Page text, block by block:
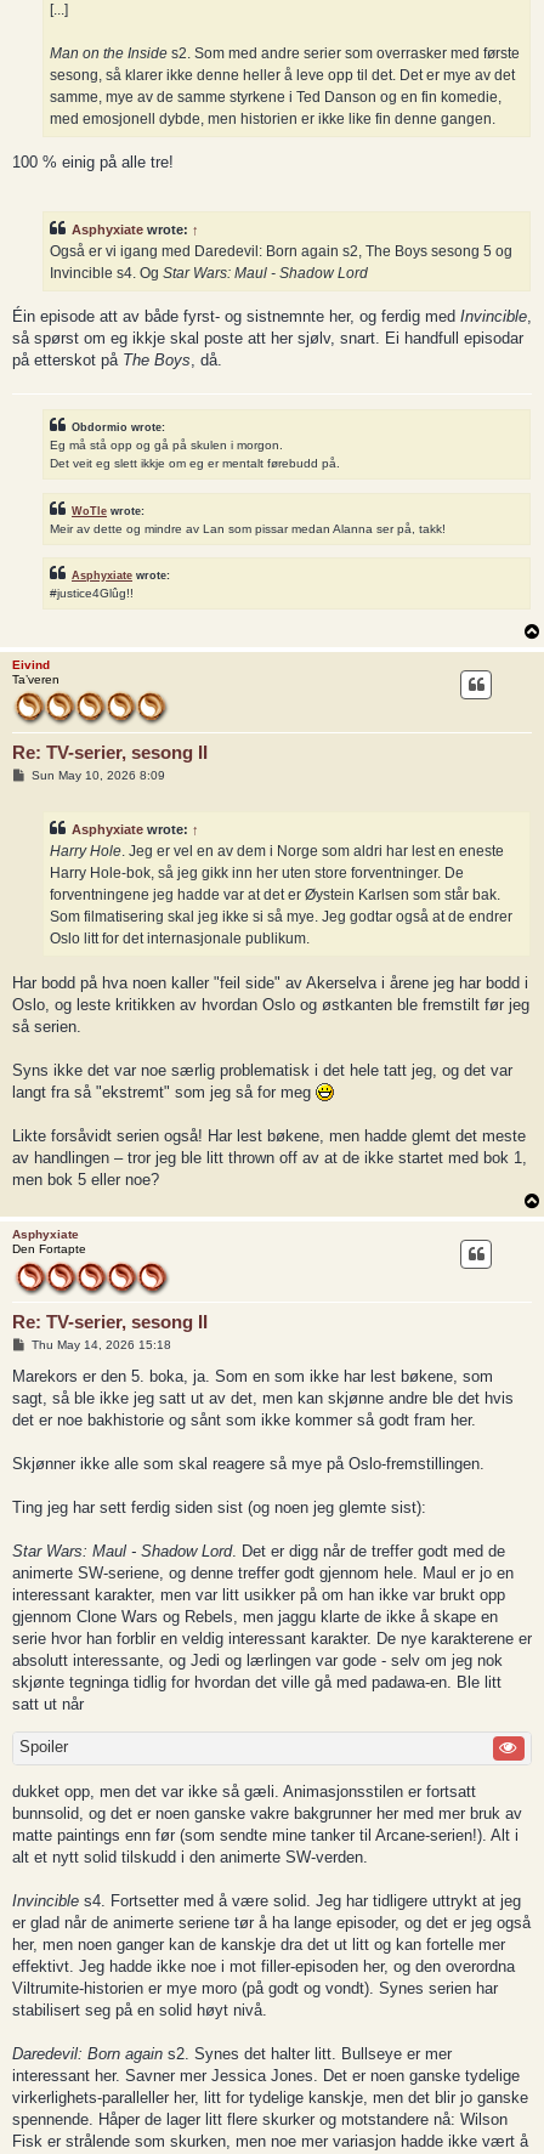
[...]
Man on the Inside s2. Som med andre serier som overrasker med første
sesong, så klarer ikke denne heller å leve opp til det. Det er mye av det
samme, mye av de samme styrkene i Ted Danson og en fin komedie,
med emosjonell dybde, men historien er ikke like fin denne gangen.
100 % einig på alle tre!
Asphyxiate wrote: ↑
Også er vi igang med Daredevil: Born again s2, The Boys sesong 5 og
Invincible s4. Og Star Wars: Maul - Shadow Lord
Éin episode att av både fyrst- og sistnemnte her, og ferdig med Invincible,
så spørst om eg ikkje skal poste att her sjølv, snart. Ei handfull episodar
på etterskot på The Boys, då.
Obdormio wrote:
Eg må stå opp og gå på skulen i morgon.
Det veit eg slett ikkje om eg er mentalt førebudd på.
WoTle wrote:
Meir av dette og mindre av Lan som pissar medan Alanna ser på, takk!
Asphyxiate wrote:
#justice4Glûg!!
Eivind
Ta’veren
Re: TV-serier, sesong II
PSun May 10, 2026 8:09
Asphyxiate wrote: ↑
Harry Hole. Jeg er vel en av dem i Norge som aldri har lest en eneste
Harry Hole-bok, så jeg gikk inn her uten store forventninger. De
forventningene jeg hadde var at det er Øystein Karlsen som står bak.
Som filmatisering skal jeg ikke si så mye. Jeg godtar også at de endrer
Oslo litt for det internasjonale publikum.
Har bodd på hva noen kaller "feil side" av Akerselva i årene jeg har bodd i
Oslo, og leste kritikken av hvordan Oslo og østkanten ble fremstilt før jeg
så serien.
Syns ikke det var noe særlig problematisk i det hele tatt jeg, og det var
langt fra så "ekstremt" som jeg så for meg
Likte forsåvidt serien også! Har lest bøkene, men hadde glemt det meste
av handlingen – tror jeg ble litt thrown off av at de ikke startet med bok 1,
men bok 5 eller noe?
Asphyxiate
Den Fortapte
Re: TV-serier, sesong II
P
s
Thu May 14, 2026 15:18
Marekors er den 5. boka, ja. Som en som ikke har lest bøkene, som
sagt, så ble ikke jeg satt ut av det, men kan skjønne andre ble det hvis
det er noe bakhistorie og sånt som ikke kommer så godt fram her.
Skjønner ikke alle som skal reagere så mye på Oslo-fremstillingen.
Ting jeg har sett ferdig siden sist (og noen jeg glemte sist):
Star Wars: Maul - Shadow Lord. Det er digg når de treffer godt med de
animerte SW-seriene, og denne treffer godt gjennom hele. Maul er jo en
interessant karakter, men var litt usikker på om han ikke var brukt opp
gjennom Clone Wars og Rebels, men jaggu klarte de ikke å skape en
serie hvor han forblir en veldig interessant karakter. De nye karakterene er
absolutt interessante, og Jedi og lærlingen var gode - selv om jeg nok
skjønte tegninga tidlig for hvordan det ville gå med padawa-en. Ble litt
satt ut når
Spoiler
dukket opp, men det var ikke så gæli. Animasjonsstilen er fortsatt
bunnsolid, og det er noen ganske vakre bakgrunner her med mer bruk av
matte paintings enn før (som sendte mine tanker til Arcane-serien!). Alt i
alt et nytt solid tilskudd i den animerte SW-verden.
Invincible s4. Fortsetter med å være solid. Jeg har tidligere uttrykt at jeg
er glad når de animerte seriene tør å ha lange episoder, og det er jeg også
her, men noen ganger kan de kanskje dra det ut litt og kan fortelle mer
effektivt. Jeg hadde ikke noe i mot filler-episoden her, og den overordna
Viltrumite-historien er mye moro (på godt og vondt). Synes serien har
stabilisert seg på en solid høyt nivå.
Daredevil: Born again s2. Synes det halter litt. Bullseye er mer
interessant her. Savner mer Jessica Jones. Det er noen ganske tydelige
virkerlighets-paralleller her, litt for tydelige kanskje, men det blir jo ganske
spennende. Håper de lager litt flere skurker og motstandere nå: Wilson
Fisk er strålende som skurken, men noe mer variasjon hadde ikke vært å